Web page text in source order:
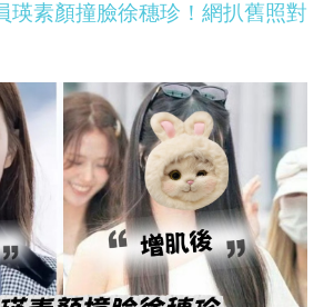
瑛素顏撞臉徐穗珍！網扒舊照對